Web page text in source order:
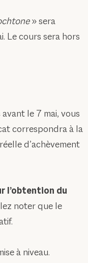
» sera
Le cours sera hors
le 7 mai, vous
correspondra à la
d’achèvement
l’obtention du
noter que le
à niveau.